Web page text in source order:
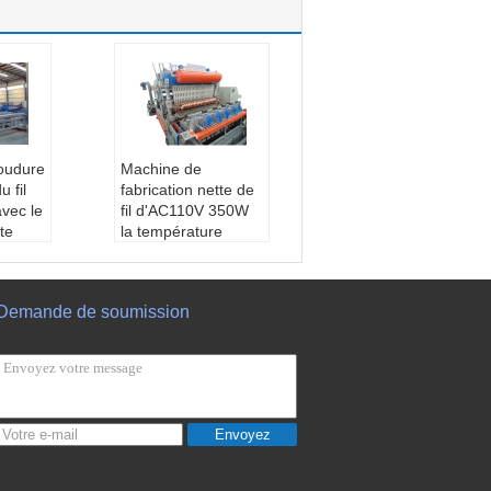
fil
le
de c
Machine de
fabrication nette de
fil d'AC110V 350W
la température
mm
e:60-80times/min
Utilisation:
éger la route et le c
de soumission
Envoyez